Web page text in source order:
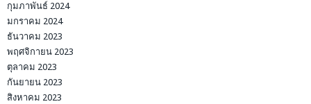
กุมภาพันธ์ 2024
มกราคม 2024
ธันวาคม 2023
พฤศจิกายน 2023
ตุลาคม 2023
กันยายน 2023
สิงหาคม 2023